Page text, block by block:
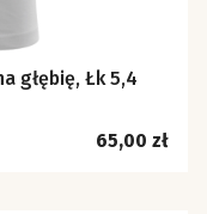
głębię, Łk 5,4
Cena
65,00 zł